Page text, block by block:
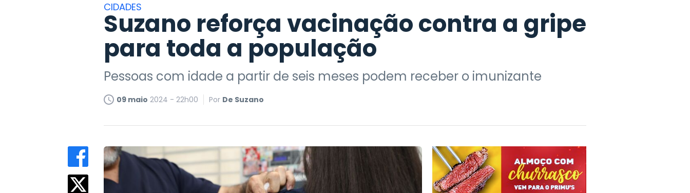
CIDADES
Suzano reforça vacinação contra a gripe
para toda a população
Pessoas com idade a partir de seis meses podem receber o imunizante
09 maio 2024 - 22h00 Por De Suzano